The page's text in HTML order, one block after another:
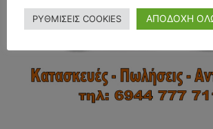
ΡΥΘΜΙΣΕΙΣ COOKIES ΑΠΟΔΟΧΗ